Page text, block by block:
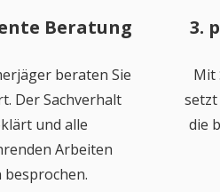
Beratung
beraten Sie
Der Sachverhalt
und alle
Arbeiten
besprochen.
3.
Mit
die